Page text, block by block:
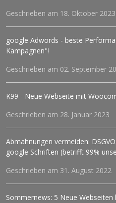
Geschrieben am 18. Oktober 2023
google Adwords - beste
Kampagnen"!
Geschrieben am 02. September
K99 - Neue Webseite mit
Geschrieben am 28. Januar 2023
Abmahnungen vermeiden:
google Schriften (betrifft 99%
Geschrieben am 31. August 2022
Sommernews: 5 Neue Webseiten